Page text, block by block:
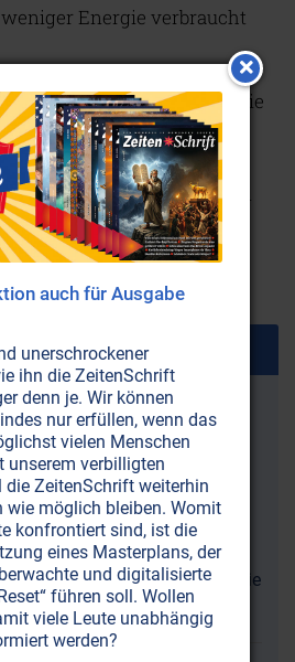
Energie verbraucht
der Initiative wird die
zu einer
Umwelt- und
zwingen und kann
Länder werden. Weitere
Initiativtext finden Sie
initiative.ch
Artikels „JA zum Schutz vor
voller Länge unserer
Nr. 111entnommen.
Initiative bitte
und Bekannten. Sie
PDF hier:JA zum Schutz vor
sowie den Initiativtext finden Sie
initiative.ch
auch für Ausgabe
unerschrockener
ihn die ZeitenSchrift
denn je. Wir können
nur erfüllen, wenn das
vielen Menschen
unserem verbilligten
ZeitenSchrift weiterhin
wie möglich bleiben. Womit
konfrontiert sind, ist die
eines Masterplans, der
und digitalisierte
führen soll. Wollen
viele Leute unabhängig
werden?